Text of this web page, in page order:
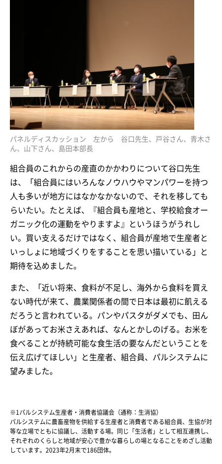
パネルディスカッション 左から 谷口先生、戸谷さん、青木さ
ん、山下さん、島田本部長
組合員のこれからの産直のかかわりについて谷口先生
は、「組合員にはいろんなノウハウやマンパワーを持つ
人も多いが地方にはなかなかないので、それを移しても
らいたい。たとえば、『組合員も産地と、学校給食オー
ガニック化の運動をやりますよ』というほうがうれし
い。買い支えるだけではなく、組合員が産地で生産者と
いっしょに地域づくりをすることを思い描いている」と
期待を込めました。
また、「近い将来、食料が不足し、海外から食料を買え
ない時代が来て、農業関係者の間で日本は最初に飢える
だろうと言われている。パンやパスタがダメでも、田ん
ぼがあってお米さえあれば、なんとかしのげる。お米を
食べることが持続可能な食生活の要なんだということを
伝え広げてほしい」と生産者、組合員、パルシステムに
望みました。
※1パルシステム生産者・消費者協議会（通称：生消協）
パルシステムに農畜産物を供給する生産者と消費者である組合員、生協が対
等な立場でともに協議し、活動する場。同じ「生活者」として相互連携し、
それぞれのくらしと地域が安心で豊かな暮らしの場となることをめざし活動
しています。2023年2月末で186団体。